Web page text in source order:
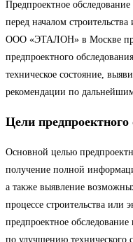
Предпроектное
перед началом
ООО «ЭТАЛОН» в Москве
предпроектного
техническое состояние,
рекомендации по
Цели предпроектного
Основной целью
получение полной
а также выявление
процессе строительства или
предпроектное
по улучшению технического